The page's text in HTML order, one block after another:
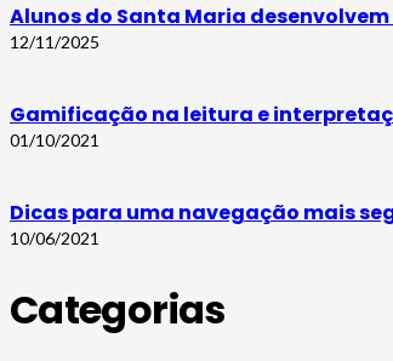
Alunos do Santa Maria
12/11/2025
Gamificação na leitura e
01/10/2021
Dicas para uma navegação mais
10/06/2021
Categorias